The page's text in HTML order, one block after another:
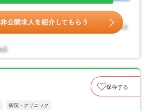
保存する
病院・クリニック